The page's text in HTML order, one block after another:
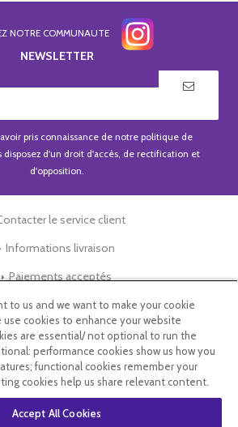
NOTRE COMMUNAUTE
NEWSLETTER
pris connaissance de notre politique de
disposez d'un droit d'accès, de rectification et
d'opposition.
le service client
Informations livraison
Paiements acceptés
Générales de Vente
Mentions légales
Store-Factory
to us and we want to make your cookie
use cookies to enhance your website
are essential/ not optional to run the
performance cookies show us how you
functional cookies remember your
cookies help us share relevant content.
Accept All Cookies